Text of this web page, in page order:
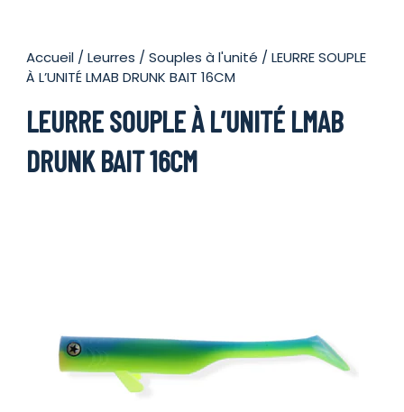
Accueil /Leurres /Souples à l'unité / LEURRE SOUPLE
À L’UNITÉ LMAB DRUNK BAIT 16CM
LEURRE SOUPLE À L’UNITÉ LMAB
DRUNK BAIT 16CM